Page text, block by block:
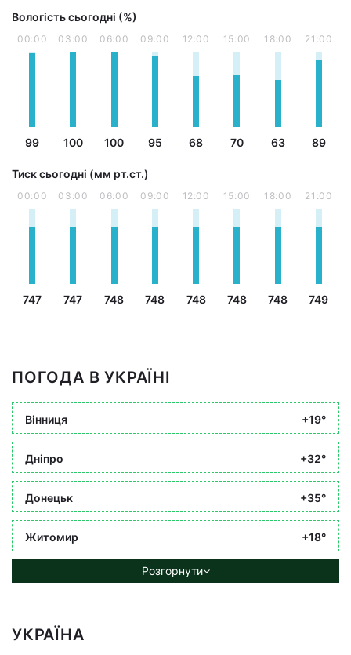
Вологість сьогодні (%)
00:00
99
03:00
100
06:00
100
09:00
95
12:00
68
15:00
70
18:00
63
21:00
89
Тиск сьогодні (мм рт.ст.)
00:00
747
03:00
747
06:00
748
09:00
748
12:00
748
15:00
748
18:00
748
21:00
749
ПОГОДА В УКРАЇНІ
Вінниця +19°
Дніпро +32°
Донецьк +35°
Житомир +18°
Розгорнути
УКРАЇНА